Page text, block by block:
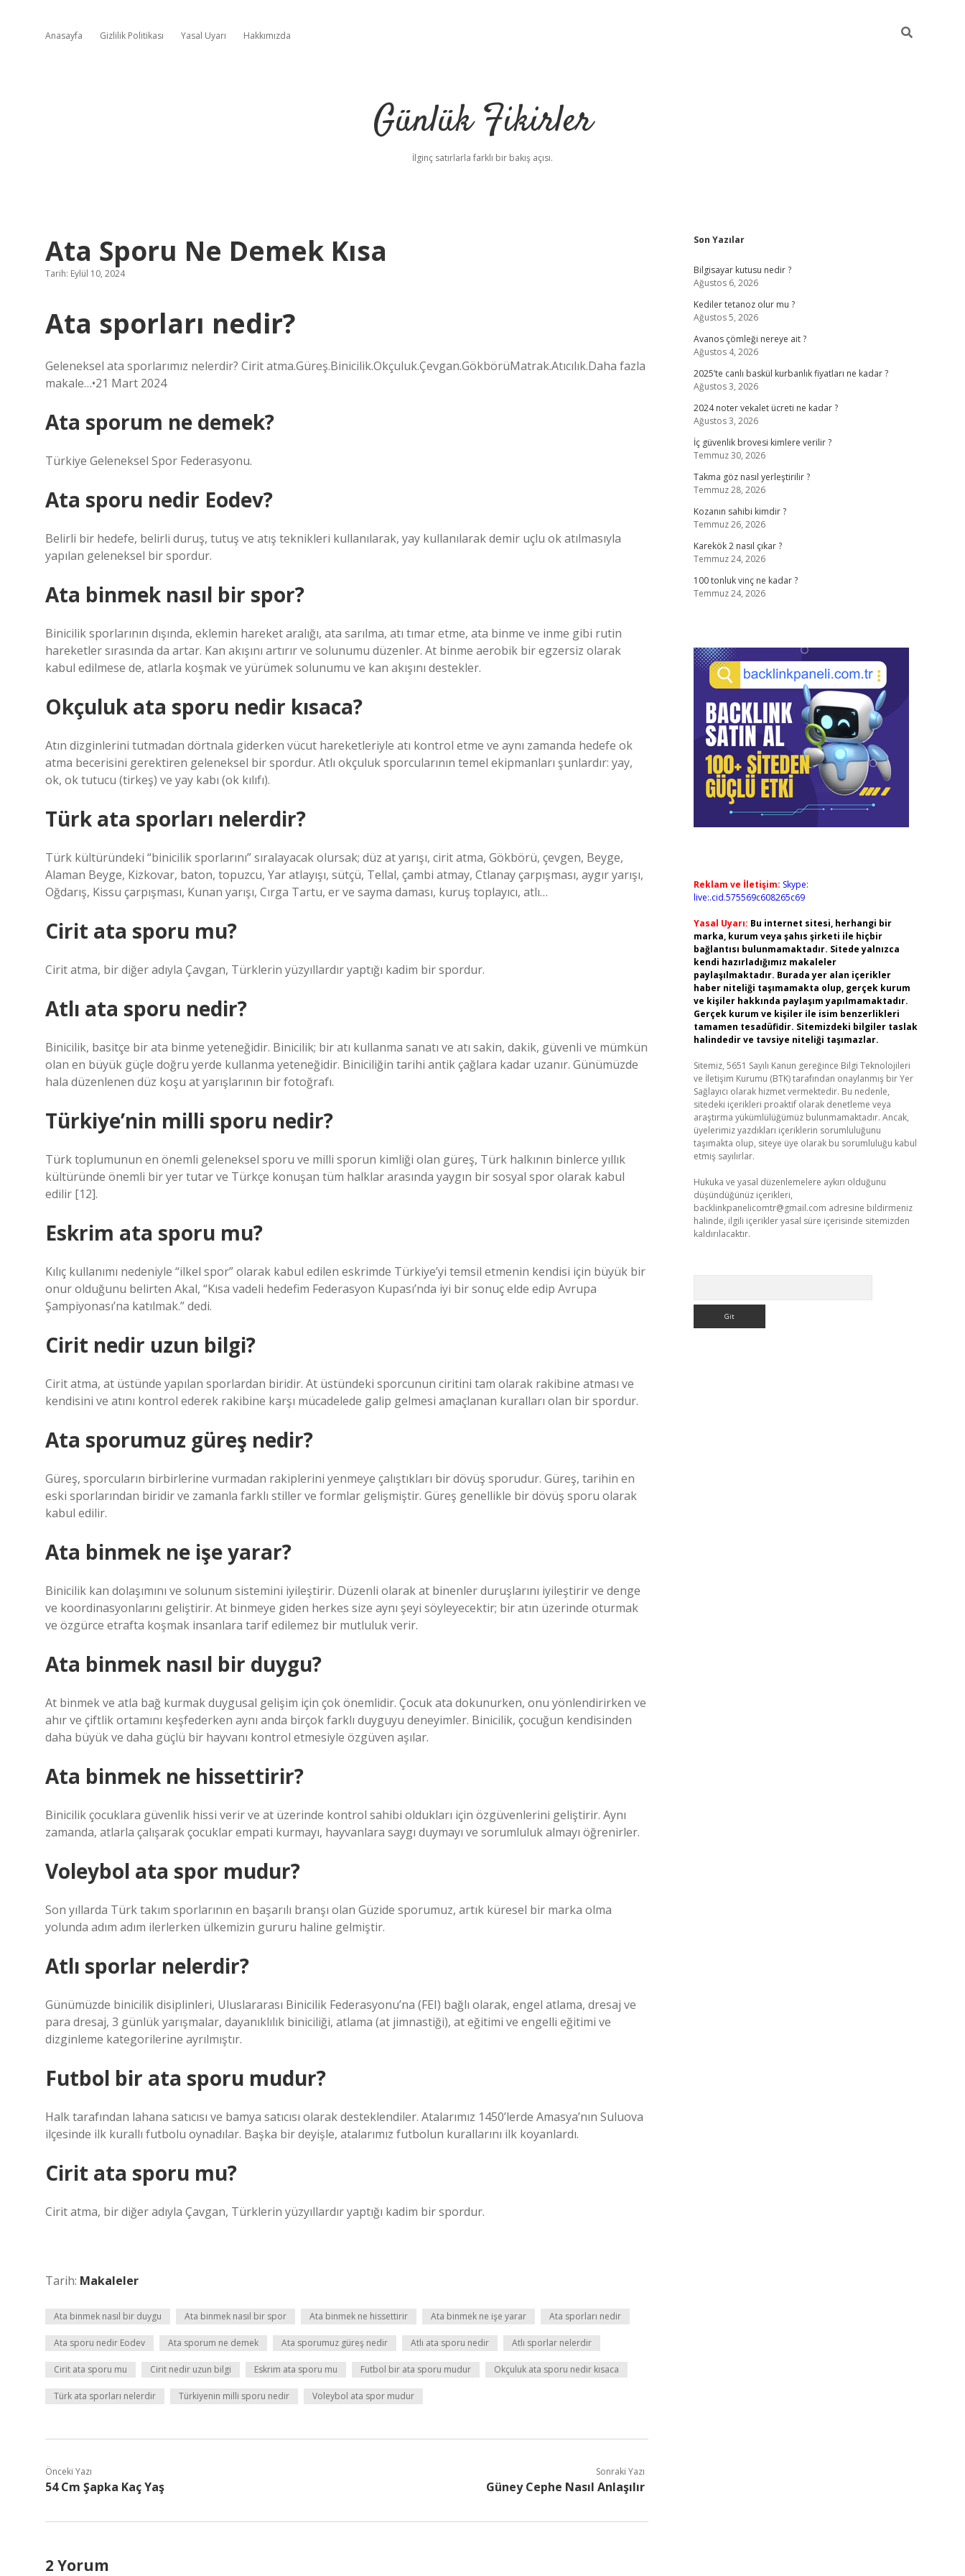
Anasayfa Gizlilik Politikası Yasal Uyarı Hakkımızda
Günlük Fikirler
İlginç satırlarla farklı bir bakış açısı.
Ata Sporu Ne Demek Kısa
Tarih: Eylül 10, 2024
Ata sporları nedir?
Geleneksel ata sporlarımız nelerdir? Cirit atma.Güreş.Binicilik.Okçuluk.Çevgan.GökbörüMatrak.Atıcılık.Daha fazla
makale…•21 Mart 2024
Ata sporum ne demek?
Türkiye Geleneksel Spor Federasyonu.
Ata sporu nedir Eodev?
Belirli bir hedefe, belirli duruş, tutuş ve atış teknikleri kullanılarak, yay kullanılarak demir uçlu ok atılmasıyla
yapılan geleneksel bir spordur.
Ata binmek nasıl bir spor?
Binicilik sporlarının dışında, eklemin hareket aralığı, ata sarılma, atı tımar etme, ata binme ve inme gibi rutin
hareketler sırasında da artar. Kan akışını artırır ve solunumu düzenler. At binme aerobik bir egzersiz olarak
kabul edilmese de, atlarla koşmak ve yürümek solunumu ve kan akışını destekler.
Okçuluk ata sporu nedir kısaca?
Atın dizginlerini tutmadan dörtnala giderken vücut hareketleriyle atı kontrol etme ve aynı zamanda hedefe ok
atma becerisini gerektiren geleneksel bir spordur. Atlı okçuluk sporcularının temel ekipmanları şunlardır: yay,
ok, ok tutucu (tirkeş) ve yay kabı (ok kılıfı).
Türk ata sporları nelerdir?
Türk kültüründeki “binicilik sporlarını” sıralayacak olursak; düz at yarışı, cirit atma, Gökbörü, çevgen, Beyge,
Alaman Beyge, Kizkovar, baton, topuzcu, Yar atlayışı, sütçü, Tellal, çambi atmay, Ctlanay çarpışması, aygır yarışı,
Oğdarış, Kissu çarpışması, Kunan yarışı, Cırga Tartu, er ve sayma daması, kuruş toplayıcı, atlı…
Cirit ata sporu mu?
Cirit atma, bir diğer adıyla Çavgan, Türklerin yüzyıllardır yaptığı kadim bir spordur.
Atlı ata sporu nedir?
Binicilik, basitçe bir ata binme yeteneğidir. Binicilik; bir atı kullanma sanatı ve atı sakin, dakik, güvenli ve mümkün
olan en büyük güçle doğru yerde kullanma yeteneğidir. Biniciliğin tarihi antik çağlara kadar uzanır. Günümüzde
hala düzenlenen düz koşu at yarışlarının bir fotoğrafı.
Türkiye’nin milli sporu nedir?
Türk toplumunun en önemli geleneksel sporu ve milli sporun kimliği olan güreş, Türk halkının binlerce yıllık
kültüründe önemli bir yer tutar ve Türkçe konuşan tüm halklar arasında yaygın bir sosyal spor olarak kabul
edilir [12].
Eskrim ata sporu mu?
Kılıç kullanımı nedeniyle “ilkel spor” olarak kabul edilen eskrimde Türkiye’yi temsil etmenin kendisi için büyük bir
onur olduğunu belirten Akal, “Kısa vadeli hedefim Federasyon Kupası’nda iyi bir sonuç elde edip Avrupa
Şampiyonası’na katılmak.” dedi.
Cirit nedir uzun bilgi?
Cirit atma, at üstünde yapılan sporlardan biridir. At üstündeki sporcunun ciritini tam olarak rakibine atması ve
kendisini ve atını kontrol ederek rakibine karşı mücadelede galip gelmesi amaçlanan kuralları olan bir spordur.
Ata sporumuz güreş nedir?
Güreş, sporcuların birbirlerine vurmadan rakiplerini yenmeye çalıştıkları bir dövüş sporudur. Güreş, tarihin en
eski sporlarından biridir ve zamanla farklı stiller ve formlar gelişmiştir. Güreş genellikle bir dövüş sporu olarak
kabul edilir.
Ata binmek ne işe yarar?
Binicilik kan dolaşımını ve solunum sistemini iyileştirir. Düzenli olarak at binenler duruşlarını iyileştirir ve denge
ve koordinasyonlarını geliştirir. At binmeye giden herkes size aynı şeyi söyleyecektir; bir atın üzerinde oturmak
ve özgürce etrafta koşmak insanlara tarif edilemez bir mutluluk verir.
Ata binmek nasıl bir duygu?
At binmek ve atla bağ kurmak duygusal gelişim için çok önemlidir. Çocuk ata dokunurken, onu yönlendirirken ve
ahır ve çiftlik ortamını keşfederken aynı anda birçok farklı duyguyu deneyimler. Binicilik, çocuğun kendisinden
daha büyük ve daha güçlü bir hayvanı kontrol etmesiyle özgüven aşılar.
Ata binmek ne hissettirir?
Binicilik çocuklara güvenlik hissi verir ve at üzerinde kontrol sahibi oldukları için özgüvenlerini geliştirir. Aynı
zamanda, atlarla çalışarak çocuklar empati kurmayı, hayvanlara saygı duymayı ve sorumluluk almayı öğrenirler.
Voleybol ata spor mudur?
Son yıllarda Türk takım sporlarının en başarılı branşı olan Güzide sporumuz, artık küresel bir marka olma
yolunda adım adım ilerlerken ülkemizin gururu haline gelmiştir.
Atlı sporlar nelerdir?
Günümüzde binicilik disiplinleri, Uluslararası Binicilik Federasyonu’na (FEI) bağlı olarak, engel atlama, dresaj ve
para dresaj, 3 günlük yarışmalar, dayanıklılık biniciliği, atlama (at jimnastiği), at eğitimi ve engelli eğitimi ve
dizginleme kategorilerine ayrılmıştır.
Futbol bir ata sporu mudur?
Halk tarafından lahana satıcısı ve bamya satıcısı olarak desteklendiler. Atalarımız 1450’lerde Amasya’nın Suluova
ilçesinde ilk kurallı futbolu oynadılar. Başka bir deyişle, atalarımız futbolun kurallarını ilk koyanlardı.
Cirit ata sporu mu?
Cirit atma, bir diğer adıyla Çavgan, Türklerin yüzyıllardır yaptığı kadim bir spordur.
Tarih: Makaleler
Ata binmek nasıl bir duygu Ata binmek nasıl bir spor Ata binmek ne hissettirir Ata binmek ne işe yarar Ata sporları nedir
Ata sporu nedir Eodev Ata sporum ne demek Ata sporumuz güreş nedir Atlı ata sporu nedir Atlı sporlar nelerdir
Cirit ata sporu mu Cirit nedir uzun bilgi Eskrim ata sporu mu Futbol bir ata sporu mudur Okçuluk ata sporu nedir kısaca
Türk ata sporları nelerdir Türkiyenin milli sporu nedir Voleybol ata spor mudur
Önceki Yazı
54 Cm Şapka Kaç Yaş
Sonraki Yazı
Güney Cephe Nasıl Anlaşılır
2 Yorum
Sidebar
Son Yazılar
Bilgisayar kutusu nedir ?
Ağustos 6, 2026
Kediler tetanoz olur mu ?
Ağustos 5, 2026
Avanos çömleği nereye ait ?
Ağustos 4, 2026
2025’te canlı baskül kurbanlık fiyatları ne kadar ?
Ağustos 3, 2026
2024 noter vekalet ücreti ne kadar ?
Ağustos 3, 2026
İç güvenlik brovesi kimlere verilir ?
Temmuz 30, 2026
Takma göz nasıl yerleştirilir ?
Temmuz 28, 2026
Kozanın sahibi kimdir ?
Temmuz 26, 2026
Karekök 2 nasıl çıkar ?
Temmuz 24, 2026
100 tonluk vinç ne kadar ?
Temmuz 24, 2026
Reklam ve İletişim: Skype:
live:.cid.575569c608265c69
Yasal Uyarı: Bu internet sitesi, herhangi bir
marka, kurum veya şahıs şirketi ile hiçbir
bağlantısı bulunmamaktadır. Sitede yalnızca
kendi hazırladığımız makaleler
paylaşılmaktadır. Burada yer alan içerikler
haber niteliği taşımamakta olup, gerçek kurum
ve kişiler hakkında paylaşım yapılmamaktadır.
Gerçek kurum ve kişiler ile isim benzerlikleri
tamamen tesadüfidir. Sitemizdeki bilgiler taslak
halindedir ve tavsiye niteliği taşımazlar.
Sitemiz, 5651 Sayılı Kanun gereğince Bilgi Teknolojileri
ve İletişim Kurumu (BTK) tarafından onaylanmış bir Yer
Sağlayıcı olarak hizmet vermektedir. Bu nedenle,
sitedeki içerikleri proaktif olarak denetleme veya
araştırma yükümlülüğümüz bulunmamaktadır. Ancak,
üyelerimiz yazdıkları içeriklerin sorumluluğunu
taşımakta olup, siteye üye olarak bu sorumluluğu kabul
etmiş sayılırlar.
Hukuka ve yasal düzenlemelere aykırı olduğunu
düşündüğünüz içerikleri,
backlinkpanelicomtr@gmail.com adresine bildirmeniz
halinde, ilgili içerikler yasal süre içerisinde sitemizden
kaldırılacaktır.